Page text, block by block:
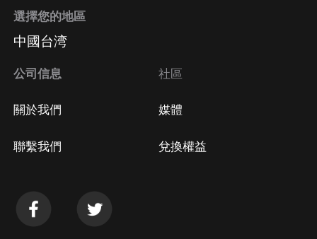
選擇您的地區
中國台湾
公司信息
關於我們
聯繫我們
社區
媒體
兌換權益